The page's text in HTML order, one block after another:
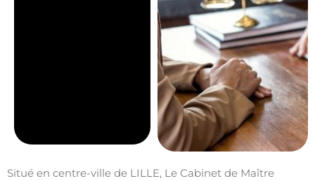
Situé en centre-ville de LILLE, Le Cabinet de Maître